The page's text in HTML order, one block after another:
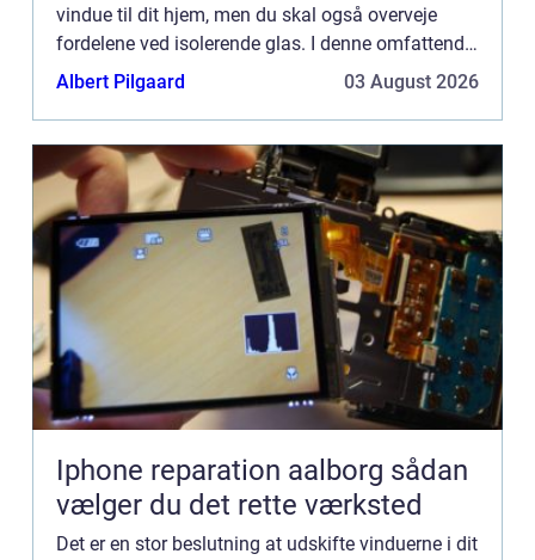
vindue til dit hjem, men du skal også overveje
fordelene ved isolerende glas. I denne omfattende
guide vil vi undersøge de forskellige typer vinduer
Albert Pilgaard 03 August 2026
Iphone reparation aalborg sådan
vælger du det rette værksted
Det er en stor beslutning at udskifte vinduerne i dit